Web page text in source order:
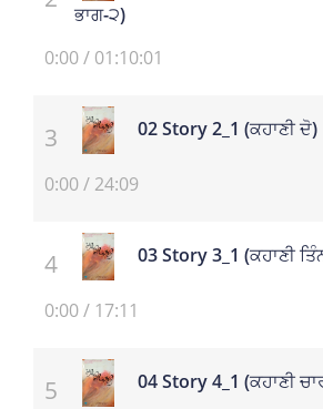
ਭਾਗ-੨)
0:00/ 01:10:01
02 Story 2_1 (ਕਹਾਣੀ ਦੋ)
0:00/ 24:09
03 Story 3_1 (ਕਹਾਣੀ
0:00/ 17:11
04 Story 4_1 (ਕਹਾਣੀ